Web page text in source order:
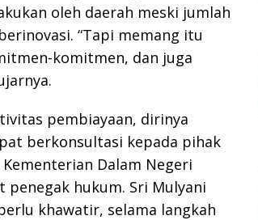
oleh daerah meski jumlah
“Tapi memang itu
komitmen, dan juga
pembiayaan, dirinya
berkonsultasi kepada pihak
Dalam Negeri
penegak hukum. Sri Mulyani
khawatir, selama langkah